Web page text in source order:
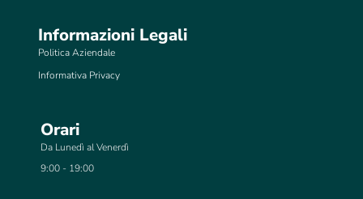
Informazioni Legali
Politica Aziendale
Informativa Privacy
Orari
Da Lunedì al Venerdì
9:00 - 19:00